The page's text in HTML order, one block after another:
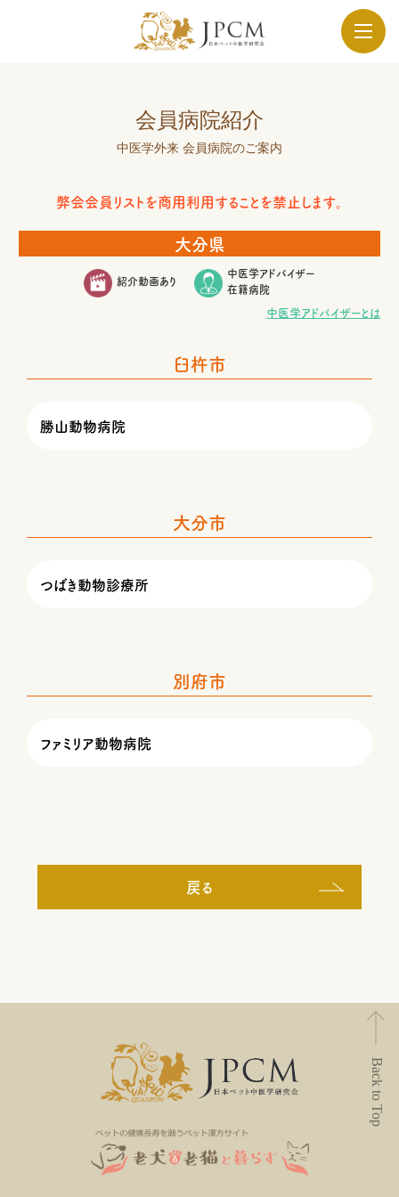
会員病院紹介
中医学外来 会員病院のご案内
弊会会員リストを商用利用することを禁止します。
大分県
紹介動画あり
中医学アドバイザー
在籍病院
中医学アドバイザーとは
臼杵市
勝山動物病院
大分市
つばき動物診療所
別府市
ファミリア動物病院
戻る
Back to Top